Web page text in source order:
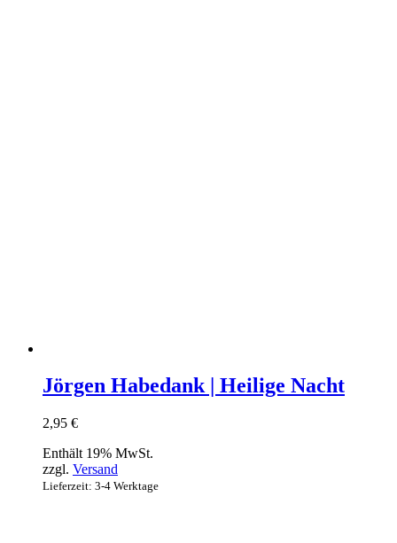
Jörgen Habedank | Heilige Nacht
2,95 €
Enthält 19% MwSt.
zzgl. Versand
Lieferzeit: 3-4 Werktage